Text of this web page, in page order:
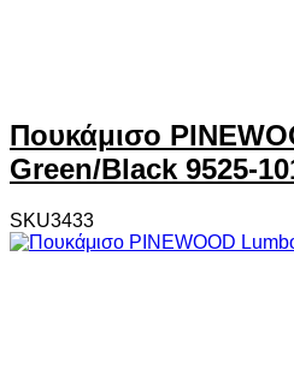
Πουκάμισο
Green/Black 9525-
SKU3433